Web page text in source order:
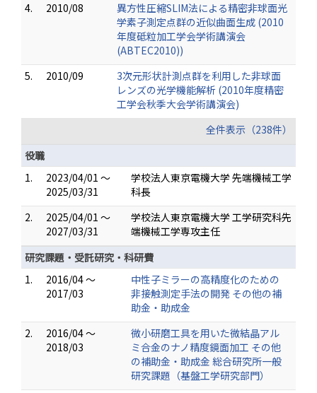
4.
2010/08
異方性圧縮SLIM法による精密非球面光
学素子測定点群の近似曲面生成 (2010
年度砥粒加工学会学術講演会
(ABTEC2010))
5.
2010/09
3次元形状計測点群を利用した非球面
レンズの光学機能解析 (2010年度精密
工学会秋季大会学術講演会)
全件表示（238件）
役職
1.
2023/04/01 ～
2025/03/31
学校法人東京電機大学 先端機械工学
科長
2.
2025/04/01 ～
2027/03/31
学校法人東京電機大学 工学研究科先
端機械工学専攻主任
研究課題・受託研究・科研費
1.
2016/04 ～
2017/03
中性子ミラーの高精度化のための
非接触測定手法の開発 その他の補
助金・助成金
2.
2016/04 ～
2018/03
微小研磨工具を用いた微結晶アル
ミ合金のナノ精度鏡面加工 その他
の補助金・助成金 総合研究所一般
研究課題（基盤工学研究部門）